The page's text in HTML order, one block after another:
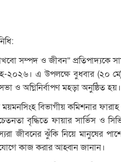
সম্পদ ও জীবন” প্রতিপাদ্যকে
২০২৬। এ উপলক্ষে বুধবার (২০
ও অগ্নিনির্বাপণ মহড়া অনুষ্ঠিত হয়।
বিভাগীয় কমিশনার
বৃদ্ধিতে ফায়ার সার্ভিস ও
জীবনের ঝুঁকি নিয়ে মানুষের
কাজ করার আহ্বান জানান।